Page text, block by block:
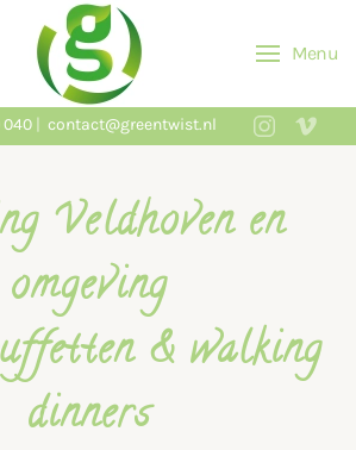
Menu
040| contact@greentwist.nl
Veldhoven en
omgeving
& walking
dinners